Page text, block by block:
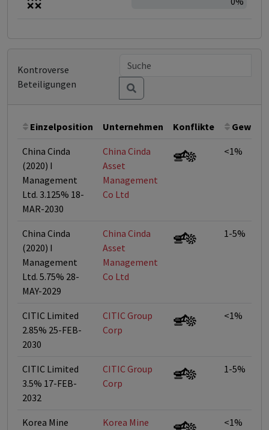
Kontroverse
Beteiligungen
Einzelposition Unternehmen Konflikte
China Cinda
(2020) I
Management
Ltd. 3.125% 18-
MAR-2030
China Cinda
Asset
Management
Co Ltd
<1%
China Cinda
(2020) I
Management
Ltd. 5.75% 28-
MAY-2029
China Cinda
Asset
Management
Co Ltd
1-5%
CITIC Limited
2.85% 25-FEB-
2030
CITIC Group
Corp
<1%
CITIC Limited
3.5% 17-FEB-
2032
CITIC Group
Corp
1-5%
Korea Mine
Korea Mine
<1%